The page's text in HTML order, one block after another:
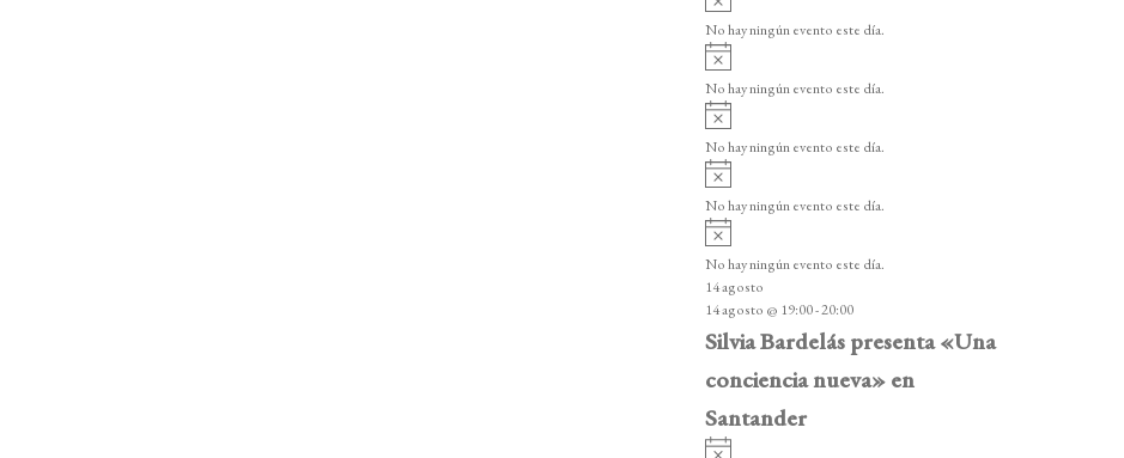
o
v
i
o
No hay ningún evento este día.
v
i
o
No hay ningún evento este día.
v
i
o
No hay ningún evento este día.
v
i
o
No hay ningún evento este día.
v
i
s
o
No hay ningún evento este día.
14 agosto
14 agosto @ 19:00-20:00
Silvia Bardelás presenta «Una
conciencia nueva» en
Santander
A